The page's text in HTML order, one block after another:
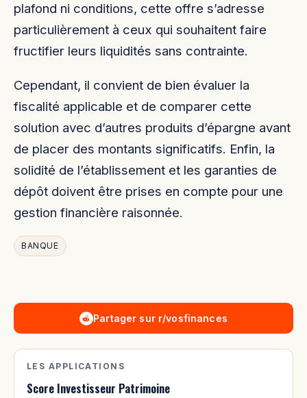
plafond ni conditions, cette offre s’adresse
particulièrement à ceux qui souhaitent faire
fructifier leurs liquidités sans contrainte.
Cependant, il convient de bien évaluer la
fiscalité applicable et de comparer cette
solution avec d’autres produits d’épargne avant
de placer des montants significatifs. Enfin, la
solidité de l’établissement et les garanties de
dépôt doivent être prises en compte pour une
gestion financière raisonnée.
BANQUE
Partager sur r/vosfinances
LES APPLICATIONS
Score Investisseur Patrimoine